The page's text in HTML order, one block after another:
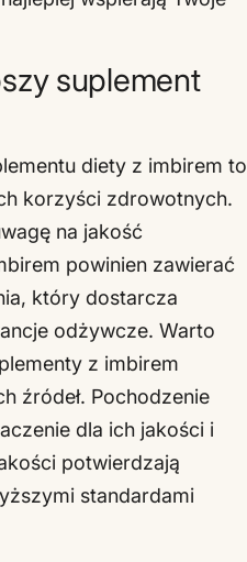
suplement
diety z imbirem to
korzyści zdrowotnych.
na jakość
powinien zawierać
który dostarcza
odżywcze. Warto
z imbirem
źródeł. Pochodzenie
dla ich jakości i
potwierdzają
standardami